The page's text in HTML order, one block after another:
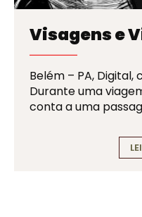
Visagens e
Belém – PA, Digital,
Durante uma
conta a uma